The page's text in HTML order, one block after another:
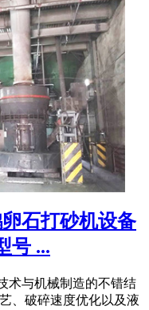
石打砂机设备
号 ...
术与机械制造的不错结
、破碎速度优化以及液